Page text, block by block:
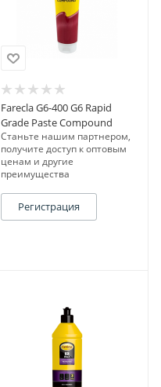
Farecla G6-400 G6 Rapid
Grade Paste Compound
Станьте нашим партнером,
получите доступ к оптовым
ценам и другие
преимущества
Регистрация